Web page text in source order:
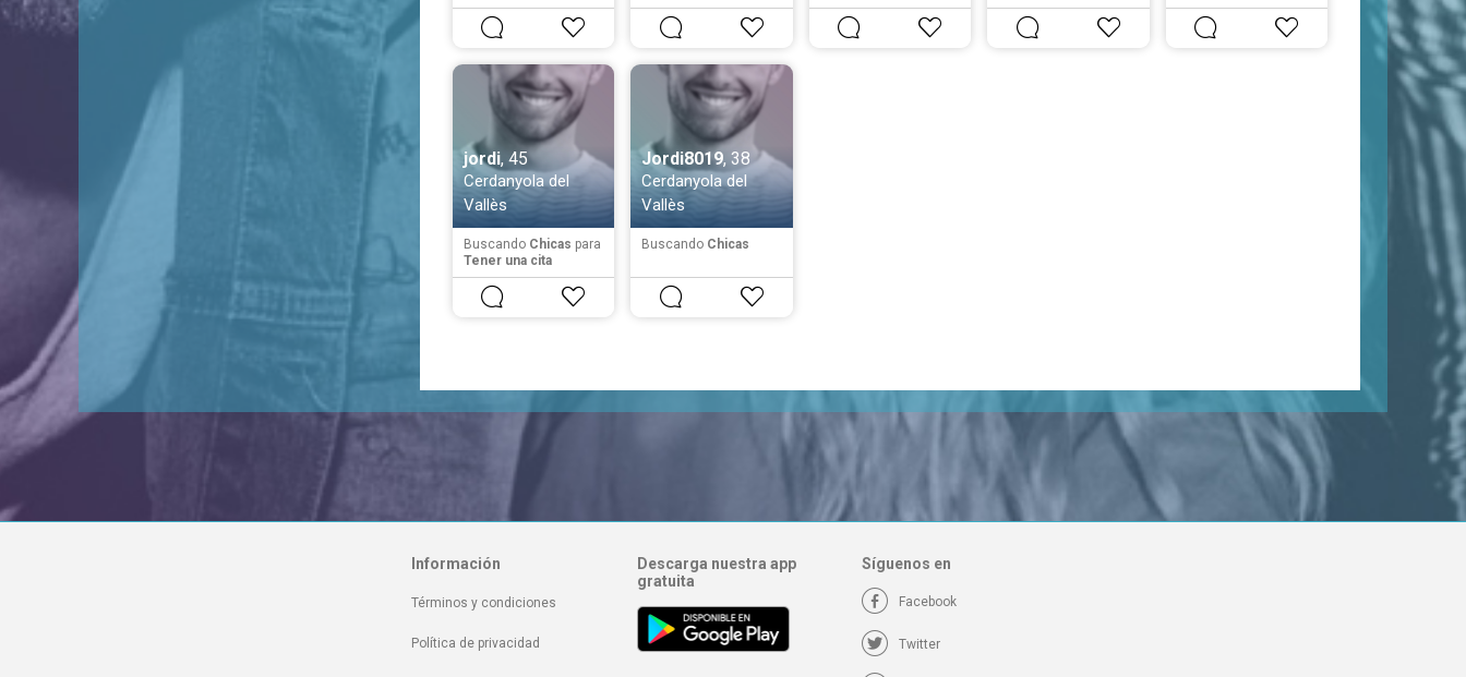
jordi, 45
Cerdanyola del
Vallès
Buscando Chicas para
Tener una cita
Jordi8019, 38
Cerdanyola del
Vallès
Buscando Chicas
Información
Términos y condiciones
Política de privacidad
Descarga nuestra app
gratuita
Síguenos en
Facebook
Twitter